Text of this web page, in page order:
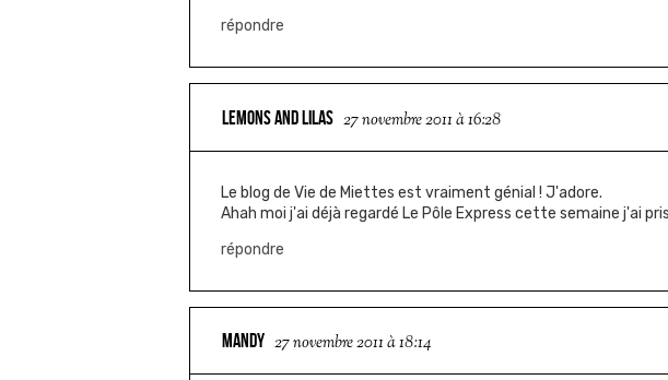
répondre
LEMONS AND LILAS 27 novembre 2011 à 16:28
Le blog de Vie de Miettes est vraiment génial ! J'adore.
Ahah moi j'ai déjà regardé Le Pôle Express cette semaine j'ai
répondre
MANDY 27 novembre 2011 à 18:14